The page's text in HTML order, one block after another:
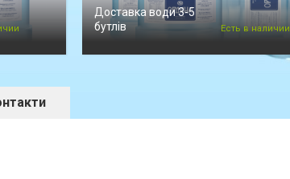
Доставка води 3-5
бутлів
Есть в наличии